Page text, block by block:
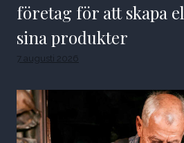
företag för att skapa
sina produkter
7 augusti 2026